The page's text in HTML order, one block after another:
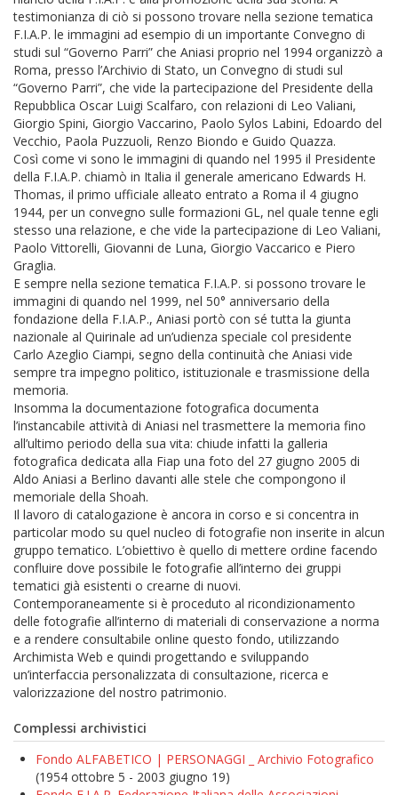
testimonianza di ciò si possono trovare nella sezione tematica
F.I.A.P. le immagini ad esempio di un importante Convegno di
studi sul “Governo Parri” che Aniasi proprio nel 1994 organizzò a
Roma, presso l’Archivio di Stato, un Convegno di studi sul
“Governo Parri”, che vide la partecipazione del Presidente della
Repubblica Oscar Luigi Scalfaro, con relazioni di Leo Valiani,
Giorgio Spini, Giorgio Vaccarino, Paolo Sylos Labini, Edoardo del
Vecchio, Paola Puzzuoli, Renzo Biondo e Guido Quazza.
Così come vi sono le immagini di quando nel 1995 il Presidente
della F.I.A.P. chiamò in Italia il generale americano Edwards H.
Thomas, il primo ufficiale alleato entrato a Roma il 4 giugno
1944, per un convegno sulle formazioni GL, nel quale tenne egli
stesso una relazione, e che vide la partecipazione di Leo Valiani,
Paolo Vittorelli, Giovanni de Luna, Giorgio Vaccarico e Piero
Graglia.
E sempre nella sezione tematica F.I.A.P. si possono trovare le
immagini di quando nel 1999, nel 50° anniversario della
fondazione della F.I.A.P., Aniasi portò con sé tutta la giunta
nazionale al Quirinale ad un’udienza speciale col presidente
Carlo Azeglio Ciampi, segno della continuità che Aniasi vide
sempre tra impegno politico, istituzionale e trasmissione della
memoria.
Insomma la documentazione fotografica documenta
l’instancabile attività di Aniasi nel trasmettere la memoria fino
all’ultimo periodo della sua vita: chiude infatti la galleria
fotografica dedicata alla Fiap una foto del 27 giugno 2005 di
Aldo Aniasi a Berlino davanti alle stele che compongono il
memoriale della Shoah.
Il lavoro di catalogazione è ancora in corso e si concentra in
particolar modo su quel nucleo di fotografie non inserite in alcun
gruppo tematico. L’obiettivo è quello di mettere ordine facendo
confluire dove possibile le fotografie all’interno dei gruppi
tematici già esistenti o crearne di nuovi.
Contemporaneamente si è proceduto al ricondizionamento
delle fotografie all’interno di materiali di conservazione a norma
e a rendere consultabile online questo fondo, utilizzando
Archimista Web e quindi progettando e sviluppando
un’interfaccia personalizzata di consultazione, ricerca e
valorizzazione del nostro patrimonio.
Complessi archivistici
Fondo ALFABETICO | PERSONAGGI _ Archivio Fotografico
(1954 ottobre 5 - 2003 giugno 19)